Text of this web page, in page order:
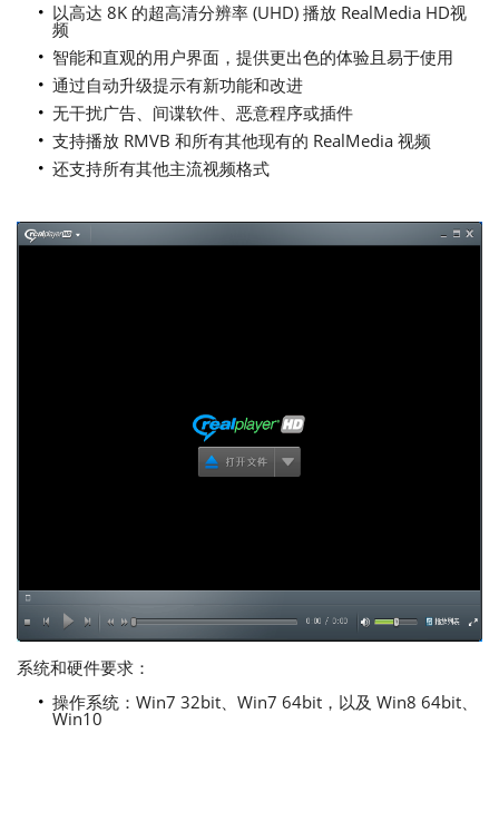
以高达 8K 的超高清分辨率 (UHD) 播放 RealMedia HD视
频
智能和直观的用户界面，提供更出色的体验且易于使用
通过自动升级提示有新功能和改进
无干扰广告、间谍软件、恶意程序或插件
支持播放 RMVB 和所有其他现有的 RealMedia 视频
还支持所有其他主流视频格式
系统和硬件要求：
操作系统：Win7 32bit、Win7 64bit，以及 Win8 64bit、
Win10